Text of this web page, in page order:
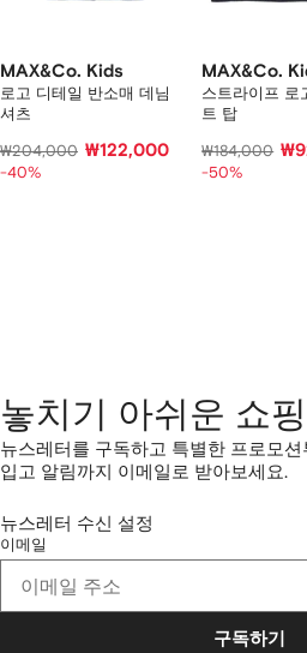
MAX&Co. Kids
로고 디테일 반소매 데님
셔츠
₩204,000 ₩122,000
-40%
MAX&Co.
스트라이프 로
트 탑
₩184,000
-50%
놓치기 아쉬운 쇼
뉴스레터를 구독하고 특별한 프로모
입고 알림까지 이메일로 받아보세요.
뉴스레터 수신 설정
이메일
구독하기